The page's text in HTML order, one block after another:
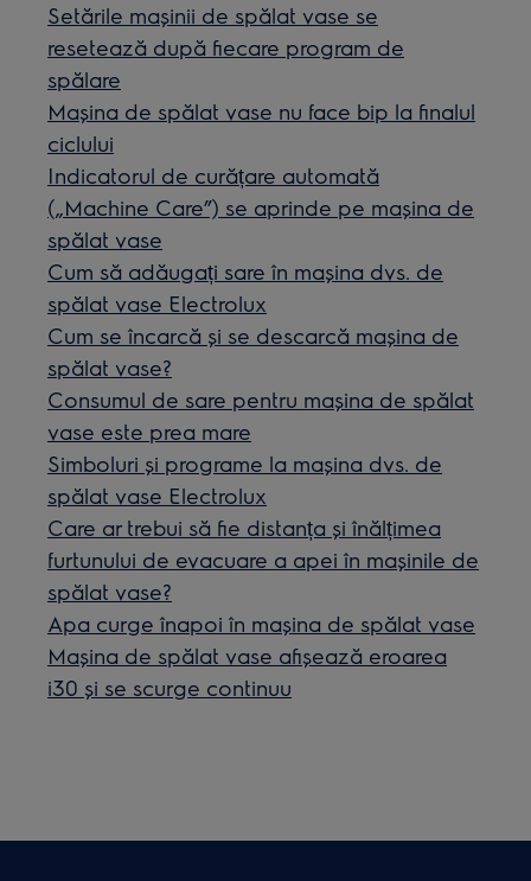
Setările mașinii de spălat vase se
resetează după fiecare program de
spălare
Mașina de spălat vase nu face bip la finalul
ciclului
Indicatorul de curățare automată
(„Machine Care”) se aprinde pe mașina de
spălat vase
Cum să adăugați sare în mașina dvs. de
spălat vase Electrolux
Cum se încarcă și se descarcă mașina de
spălat vase?
Consumul de sare pentru mașina de spălat
vase este prea mare
Simboluri și programe la mașina dvs. de
spălat vase Electrolux
Care ar trebui să fie distanța și înălțimea
furtunului de evacuare a apei în mașinile de
spălat vase?
Apa curge înapoi în mașina de spălat vase
Maşina de spălat vase afişează eroarea
i30 şi se scurge continuu